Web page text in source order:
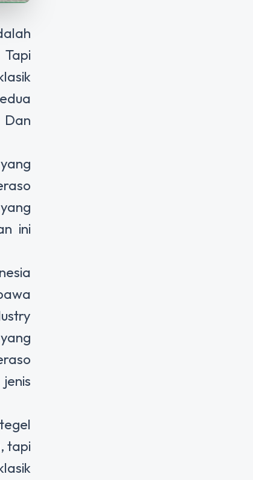
Dan
ini
tapi